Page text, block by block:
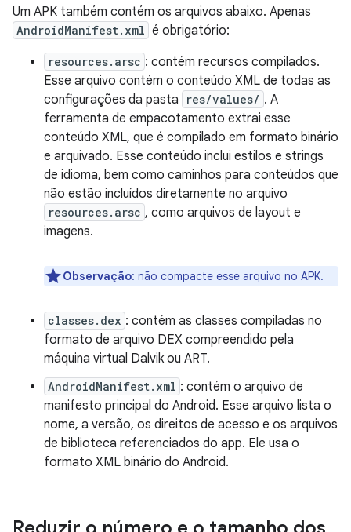
Um APK também contém os arquivos abaixo. Apenas
AndroidManifest.xml é obrigatório:
resources.arsc : contém recursos compilados.
Esse arquivo contém o conteúdo XML de todas as
configurações da pasta
res/values/ . A
ferramenta de empacotamento extrai esse
conteúdo XML, que é compilado em formato binário
e arquivado. Esse conteúdo inclui estilos e strings
de idioma, bem como caminhos para conteúdos que
não estão incluídos diretamente no arquivo
resources.arsc , como arquivos de layout e
imagens.
Observação: não compacte esse arquivo no APK.
classes.dex : contém as classes compiladas no
formato de arquivo DEX compreendido pela
máquina virtual Dalvik ou ART.
AndroidManifest.xml : contém o arquivo de
manifesto principal do Android. Esse arquivo lista o
nome, a versão, os direitos de acesso e os arquivos
de biblioteca referenciados do app. Ele usa o
formato XML binário do Android.